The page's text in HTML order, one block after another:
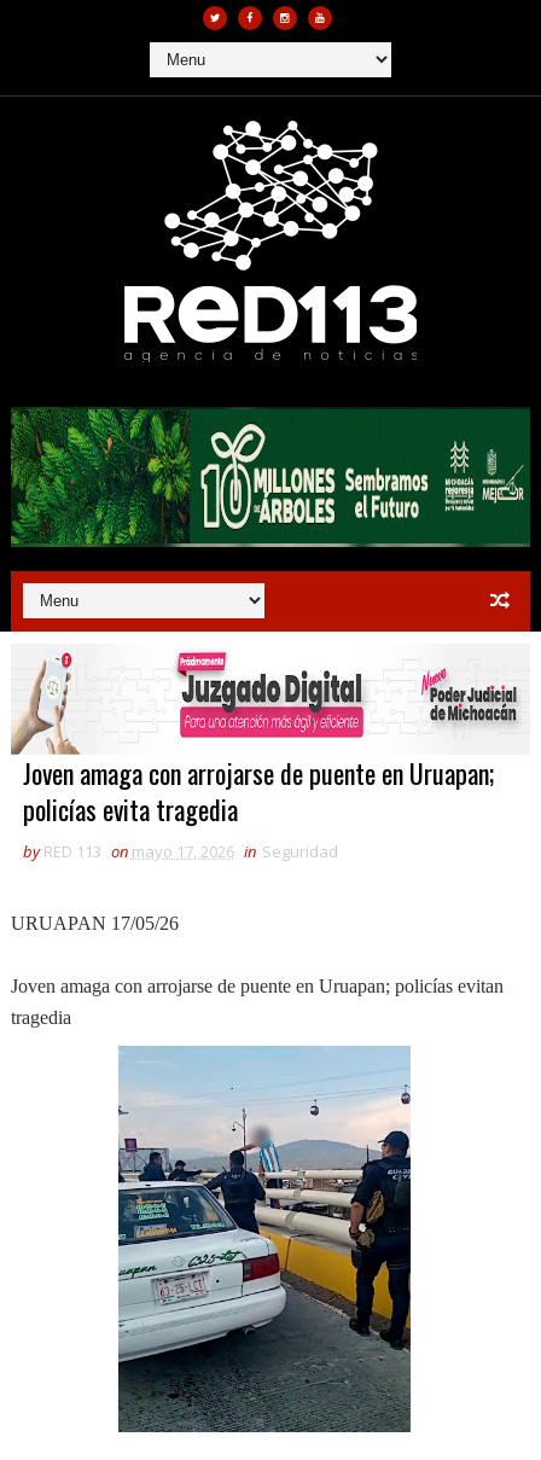
Joven amaga con arrojarse de puente en Uruapan;
policías evita tragedia
by RED 113 on mayo 17, 2026 in Seguridad
URUAPAN 17/05/26
Joven amaga con arrojarse de puente en Uruapan; policías evitan
tragedia